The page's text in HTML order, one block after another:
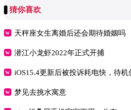
猜你喜欢
天秤座女生离婚后还会期待婚姻吗
潜江小龙虾2022年正式开捕
iOS15.4更新后被投诉耗电快，待机
梦见去挑水寓意